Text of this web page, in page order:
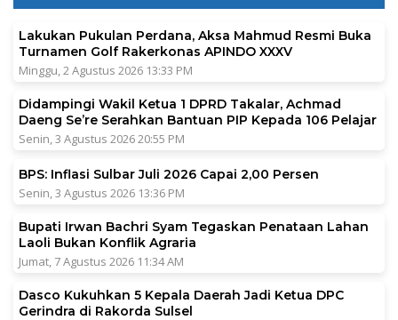
Lakukan Pukulan Perdana, Aksa Mahmud Resmi Buka
Turnamen Golf Rakerkonas APINDO XXXV
Minggu, 2 Agustus 2026 13:33 PM
Didampingi Wakil Ketua 1 DPRD Takalar, Achmad
Daeng Se’re Serahkan Bantuan PIP Kepada 106 Pelajar
Senin, 3 Agustus 2026 20:55 PM
BPS: Inflasi Sulbar Juli 2026 Capai 2,00 Persen
Senin, 3 Agustus 2026 13:36 PM
Bupati Irwan Bachri Syam Tegaskan Penataan Lahan
Laoli Bukan Konflik Agraria
Jumat, 7 Agustus 2026 11:34 AM
Dasco Kukuhkan 5 Kepala Daerah Jadi Ketua DPC
Gerindra di Rakorda Sulsel